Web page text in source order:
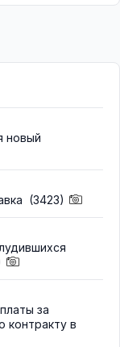
новый
(3423)
за
контракту в